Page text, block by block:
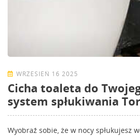
WRZESIEŃ 16 2025
Cicha toaleta do
system spłukiwania
Wyobraź sobie, że w nocy spłukujesz